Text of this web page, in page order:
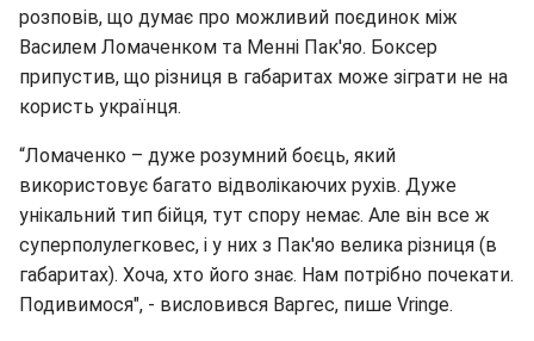
розповів, що думає про можливий поєдинок між
Василем Ломаченком та Менні Пак'яо. Боксер
припустив, що різниця в габаритах може зіграти не на
користь українця.
“Ломаченко – дуже розумний боєць, який
використовує багато відволікаючих рухів. Дуже
унікальний тип бійця, тут спору немає. Але він все ж
суперполулегковес, і у них з Пак'яо велика різниця (в
габаритах). Хоча, хто його знає. Нам потрібно почекати.
Подивимося", - висловився Варгес, пише Vringe.